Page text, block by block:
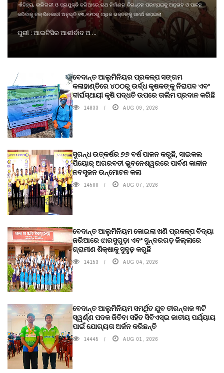
ଐତିହ୍ୟ, କାରିଗରୀ ଓ ପ୍ରଯୁକ୍ତି ଜରିଆରେ ଋଥ ନିର୍ମାଣର ଚିରନ୍ତନ ପରମ୍ପରାକୁ ଅନୁଭବ ଓ ପାଳନ
କରିବାକୁ ତଲ୍ଲିନକାରୀ ଅନୁଭୂତି ୧୩,୭୫୦ରୁ ଅଧିକ ଭକ୍ତଙ୍କୁ ସମର୍ଥ କରାଇଲା
ପୁରୀ : ଆଇଟିସିର ଆଶୀର୍ବାଦ ଅ ...
ବେଦାନ୍ତ ଆଲୁମିନିୟର ପ୍ରକଳ୍ପ ସଙ୍ଗମ
କଳାହାଣ୍ଡିରେ ୪୦୦ରୁ ଉର୍ଦ୍ଧ କୃଷକଙ୍କୁ ନିରାପଦ ଏବଂ
ଦୀର୍ଘସ୍ଥାୟୀ କୃଷି ପଦ୍ଧତି ଉପରେ ତାଲିମ ପ୍ରଦାନ କରିଛି
14833 AUG 09, 2026
ସୁଗନ୍ଧ ଉତ୍କର୍ଷର ୭୭ ବର୍ଷ ପାଳନ କରୁଛି, ସାଇକଲ
ପିୟୋର୍‌ ଅଗରବତୀ ଭୁବନେଶ୍ୱରରେ ପାର୍ବଣ କାଳୀନ
ନବସୃଜନ ଉନ୍ମୋଚନ କଲା
14500 AUG 07, 2026
ବେଦାନ୍ତ ଆଲୁମିନିୟମ କୋଇଲା ଖଣି ପ୍ରକଳ୍ପ ବିଦ୍ୟା
ଜରିଆରେ ଝାରସୁଗୁଡ଼ା ଏବଂ ସୁନ୍ଦରଗଡ଼ ଜିଲ୍ଲାରେ
ଗ୍ରାମୀଣ ଶିକ୍ଷାକୁ ସୁଦୃଢ଼ କରୁଛି
14153 AUG 04, 2026
ବେଦାନ୍ତ ଆଲୁମିନିୟମ ସମର୍ଥିତ ଯୁବ ତୀରନ୍ଦାଜ ୩ଟି
ସ୍ୱର୍ଣ୍ଣ ପଦକ ଜିତିବା ସହିତ ସିବିଏସ୍ଇ ଜାତୀୟ ପର୍ଯ୍ୟାୟ
ପାଇଁ ଯୋଗ୍ୟତା ଅର୍ଜନ କରିଛନ୍ତି
14445 AUG 01, 2026